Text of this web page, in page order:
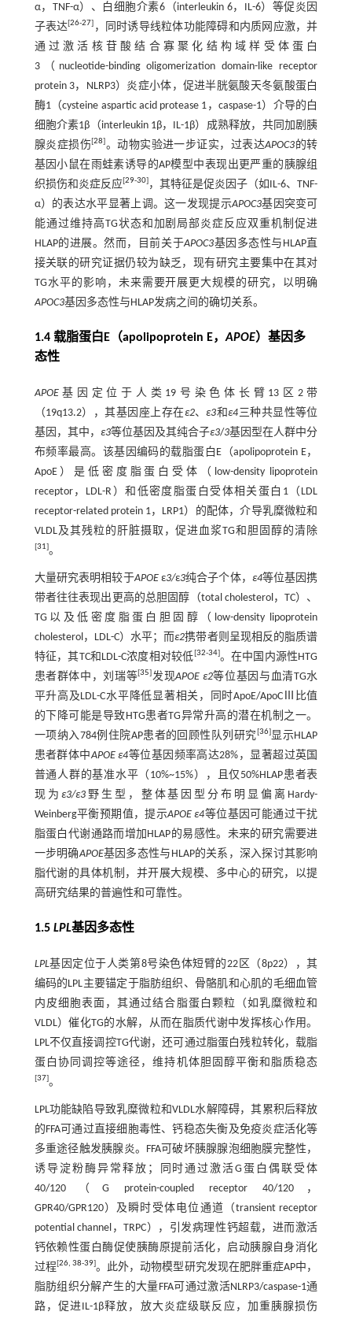
α，TNF-α）、白细胞介素6（interleukin 6，IL-6）等促炎因
子表达[26-27] ，同时诱导线粒体功能障碍和内质网应激，并
通过激活核苷酸结合寡聚化结构域样受体蛋白
3（nucleotide-binding oligomerization domain-like receptor
protein 3，NLRP3）炎症小体，促进半胱氨酸天冬氨酸蛋白
酶1（cysteine aspartic acid protease 1，caspase-1）介导的白
细胞介素1β（interleukin 1β，IL-1β）成熟释放，共同加剧胰
腺炎症损伤[28]。动物实验进一步证实，过表达APOC3的转
基因小鼠在雨蛙素诱导的AP模型中表现出更严重的胰腺组
织损伤和炎症反应[29-30]，其特征是促炎因子（如IL-6、TNF-
α）的表达水平显著上调。这一发现提示APOC3基因突变可
能通过维持高TG状态和加剧局部炎症反应双重机制促进
HLAP的进展。然而，目前关于APOC3基因多态性与HLAP直
接关联的研究证据仍较为缺乏，现有研究主要集中在其对
TG水平的影响，未来需要开展更大规模的研究，以明确
APOC3基因多态性与HLAP发病之间的确切关系。
1.4 载脂蛋白E（apolipoprotein E，APOE）基因多
态性
APOE基因定位于人类19号染色体长臂13区2带
（19q13.2），其基因座上存在ε2、ε3和ε4三种共显性等位
基因，其中， ε3等位基因及其纯合子ε3/3基因型在人群中分
布频率最高。该基因编码的载脂蛋白E（apolipoprotein E，
ApoE）是低密度脂蛋白受体（low-density lipoprotein
receptor，LDL-R）和低密度脂蛋白受体相关蛋白1（LDL
receptor-related protein 1，LRP1）的配体，介导乳糜微粒和
VLDL及其残粒的肝脏摄取，促进血浆TG和胆固醇的清除
[31]。
大量研究表明相较于APOEε3/ε3纯合子个体， ε4等位基因携
带者往往表现出更高的总胆固醇（total cholesterol，TC）、
TG以及低密度脂蛋白胆固醇（low-density lipoprotein
cholesterol，LDL-C）水平；而ε2携带者则呈现相反的脂质谱
特征，其TC和LDL-C浓度相对较低[32-34]。在中国内源性HTG
患者群体中，刘瑞等[35]发现APOE ε2等位基因与血清TG水
平升高及LDL-C水平降低显著相关，同时ApoE/ApoCⅢ比值
的下降可能是导致HTG患者TG异常升高的潜在机制之一。
一项纳入784例住院AP患者的回顾性队列研究[36]显示HLAP
患者群体中APOE ε4等位基因频率高达28%，显著超过英国
普通人群的基准水平（10%~15%），且仅50%HLAP患者表
现为 ε3/ε3野生型，整体基因型分布明显偏离Hardy-
Weinberg平衡预期值，提示APOE ε4等位基因可能通过干扰
脂蛋白代谢通路而增加HLAP的易感性。未来的研究需要进
一步明确APOE基因多态性与HLAP的关系，深入探讨其影响
脂代谢的具体机制，并开展大规模、多中心的研究，以提
高研究结果的普遍性和可靠性。
1.5 LPL基因多态性
LPL基因定位于人类第8号染色体短臂的22区（8p22），其
编码的LPL主要锚定于脂肪组织、骨骼肌和心肌的毛细血管
内皮细胞表面，其通过结合脂蛋白颗粒（如乳糜微粒和
VLDL）催化TG的水解，从而在脂质代谢中发挥核心作用。
LPL不仅直接调控TG代谢，还可通过脂蛋白残粒转化，载脂
蛋白协同调控等途径，维持机体胆固醇平衡和脂质稳态
[37]。
LPL功能缺陷导致乳糜微粒和VLDL水解障碍，其累积后释放
的FFA可通过直接细胞毒性、钙稳态失衡及免疫炎症活化等
多重途径触发胰腺炎。FFA可破坏胰腺腺泡细胞膜完整性，
诱导淀粉酶异常释放；同时通过激活G蛋白偶联受体
40/120（G protein-coupled receptor 40/120，
GPR40/GPR120）及瞬时受体电位通道（transient receptor
potential channel，TRPC），引发病理性钙超载，进而激活
钙依赖性蛋白酶促使胰酶原提前活化，启动胰腺自身消化
过程[26, 38-39]。此外，动物模型研究发现在肥胖重症AP中，
脂肪组织分解产生的大量FFA可通过激活NLRP3/caspase-1通
路，促进IL-1β释放，放大炎症级联反应，加重胰腺损伤